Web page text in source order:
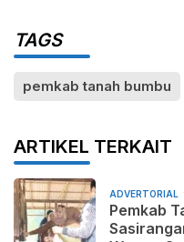
TAGS
pemkab tanah bumbu
ARTIKEL TERKAIT
ADVERTORIAL
Pemkab